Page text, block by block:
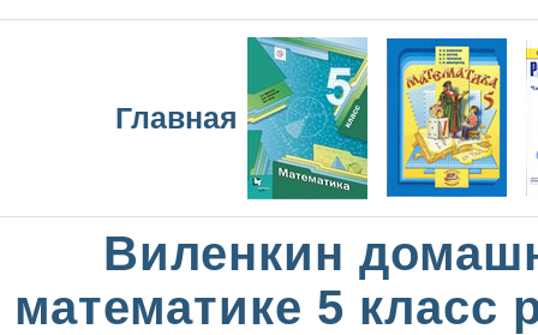
Главная
Виленкин
математике 5 класс